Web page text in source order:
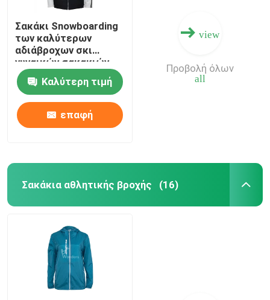
Σακάκι Snowboarding
των καλύτερων
αδιάβροχων σκι
γυναικών σακακιών
υπαίθρια με τη γούνα
Καλύτερη τιμή
επαφή
view
all
Προβολή όλων
Σακάκια αθλητικής βροχής (16)